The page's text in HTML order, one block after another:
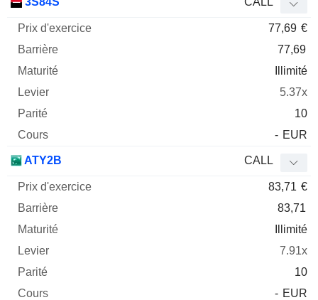
77,69 €
77,69
Illimité
5.37x
10
- EUR
ATY2B CALL
83,71 €
83,71
Illimité
7.91x
10
- EUR